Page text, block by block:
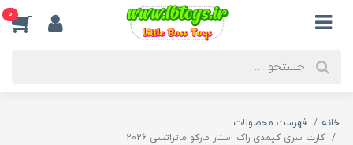
0
خانه
فهرست محصولات
کارت سری کیمدی راک استار مارکو ماتراتسی 2026